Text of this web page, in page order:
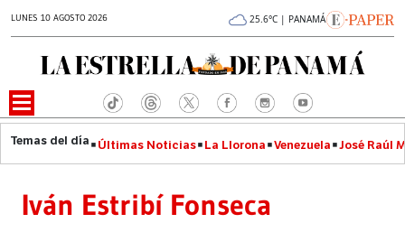
LUNES 10 AGOSTO 2026 25.6°C | PANAMÁ
Últimas Noticias La Llorona Venezuela José Raúl
Iván Estribí Fonseca